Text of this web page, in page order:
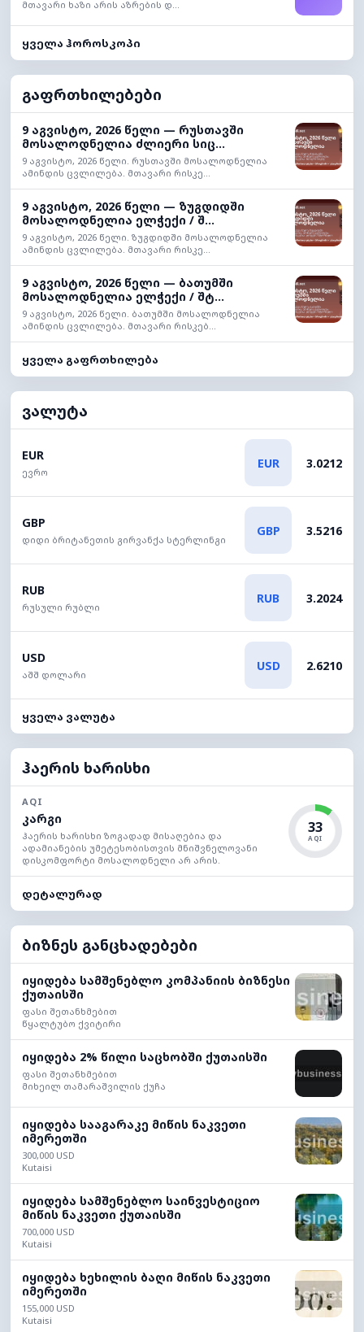
მთავარი ხაზი არის აზრების დ...
ყველა ჰოროსკოპი
გაფრთხილებები
9 აგვისტო, 2026 წელი — რუსთავში
მოსალოდნელია ძლიერი სიც...
9 აგვისტო, 2026 წელი. რუსთავში მოსალოდნელია
ამინდის ცვლილება. მთავარი რისკე...
9 აგვისტო, 2026 წელი — ზუგდიდში
მოსალოდნელია ელჭექი / შ...
9 აგვისტო, 2026 წელი. ზუგდიდში მოსალოდნელია
ამინდის ცვლილება. მთავარი რისკე...
9 აგვისტო, 2026 წელი — ბათუმში
მოსალოდნელია ელჭექი / შტ...
9 აგვისტო, 2026 წელი. ბათუმში მოსალოდნელია
ამინდის ცვლილება. მთავარი რისკებ...
ყველა გაფრთხილება
ვალუტა
EUR
ევრო
EUR 3.0212
GBP
დიდი ბრიტანეთის გირვანქა სტერლინგი
GBP 3.5216
RUB
რუსული რუბლი
RUB 3.2024
USD
აშშ დოლარი
USD 2.6210
ყველა ვალუტა
ჰაერის ხარისხი
AQI
კარგი
ჰაერის ხარისხი ზოგადად მისაღებია და
ადამიანების უმეტესობისთვის მნიშვნელოვანი
დისკომფორტი მოსალოდნელი არ არის.
33
AQI
დეტალურად
ბიზნეს განცხადებები
იყიდება სამშენებლო კომპანიის ბიზნესი
ქუთაისში
ფასი შეთანხმებით
წყალტუბო ქვიტირი
იყიდება 2% წილი საცხობში ქუთაისში
ფასი შეთანხმებით
მიხეილ თამარაშვილის ქუჩა
იყიდება სააგარაკე მიწის ნაკვეთი
იმერეთში
300,000 USD
Kutaisi
იყიდება სამშენებლო საინვესტიციო
მიწის ნაკვეთი ქუთაისში
700,000 USD
Kutaisi
იყიდება ხეხილის ბაღი მიწის ნაკვეთი
იმერეთში
155,000 USD
Kutaisi